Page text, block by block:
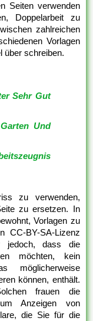
Seiten verwenden
Doppelarbeit zu
zahlreichen
Vorlagen
über schreiben.
Sehr Gut
Und
zu verwenden,
zu ersetzen. In
Vorlagen zu
CC-BY-SA-Lizenz
jedoch, dass die
möchten, kein
möglicherweise
können, enthält.
frauen die
Anzeigen von
die Sie für die